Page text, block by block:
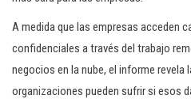
A medida que las empresas acceden
confidenciales a través del trabajo
negocios en la nube, el informe revela
organizaciones pueden sufrir si esos